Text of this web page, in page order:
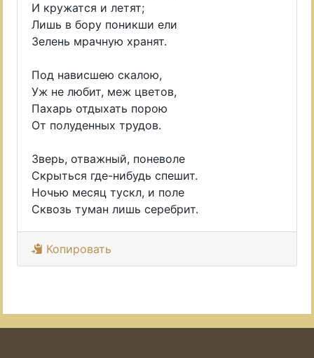
И кружатся и летят;
Лишь в бору поникши ели
Зелень мрачную хранят.
Под нависшею скалою,
Уж не любит, меж цветов,
Пахарь отдыхать порою
От полуденных трудов.
Зверь, отважный, поневоле
Скрыться где-нибудь спешит.
Ночью месяц тускл, и поле
Сквозь туман лишь серебрит.
Копировать